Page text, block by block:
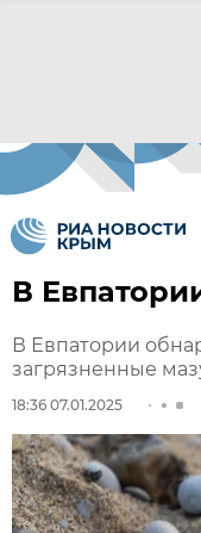
В
В Евпатории
загрязненные
18:36 07.01.2025